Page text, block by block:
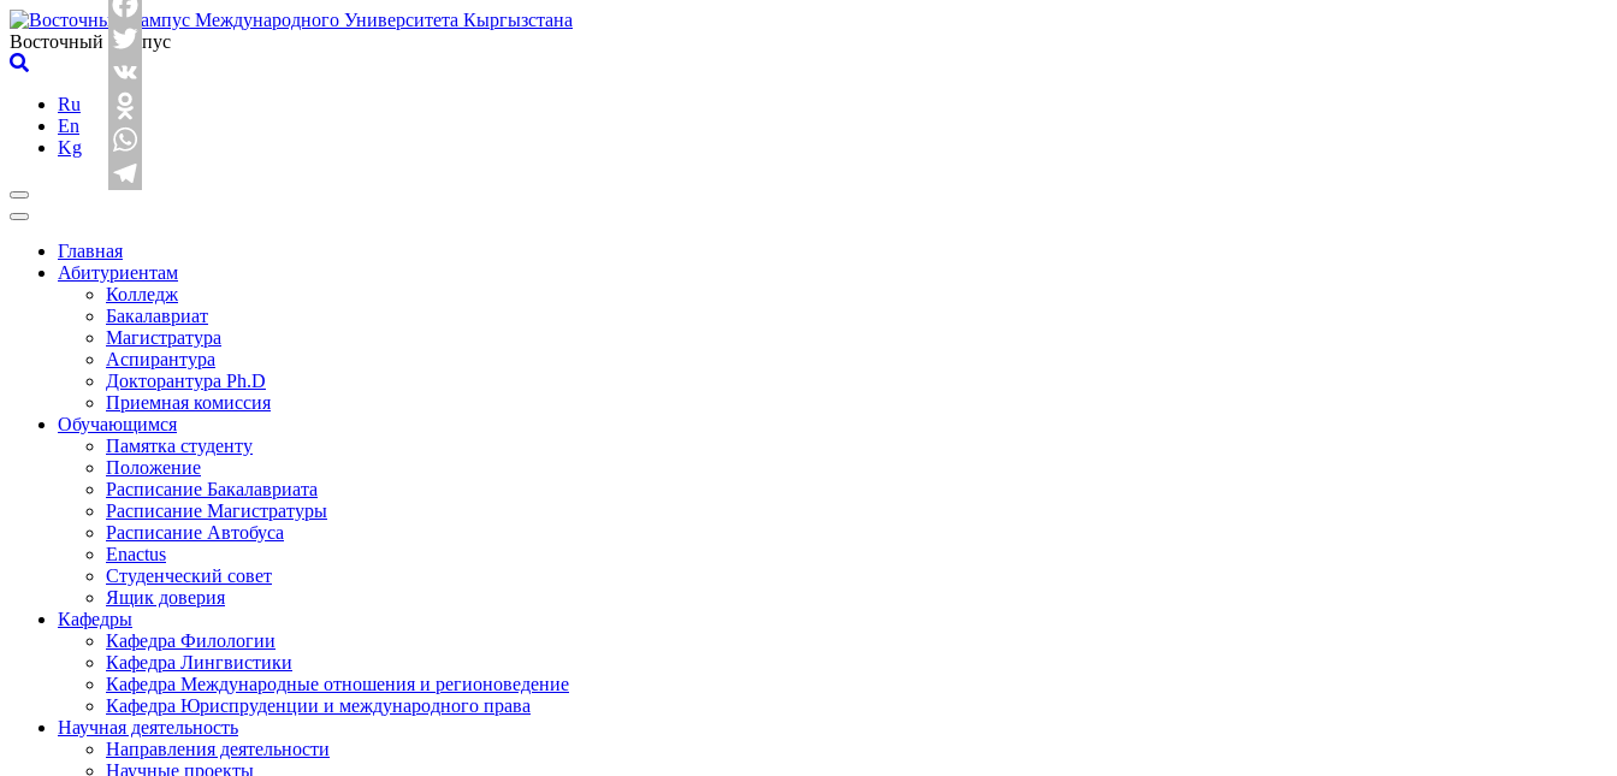
Skip
to
content
Восточный Кампус
Ru
En
Kg
Главная
Абитуриентам
Колледж
Бакалавриат
Магистратура
Аспирантура
Докторантура Ph.D
Приемная комиссия
Обучающимся
Памятка студенту
Положение
Расписание Бакалавриата
Расписание Магистратуры
Расписание Автобуса
Enactus
Студенческий совет
Ящик доверия
Кафедры
Кафедра Филологии
Кафедра Лингвистики
Кафедра Международные отношения и регионоведение
Кафедра Юриспруденции и международного права
Научная деятельность
Направления деятельности
Научные проекты
Facebook
Twitter
VK
Odnoklassniki
WhatsApp